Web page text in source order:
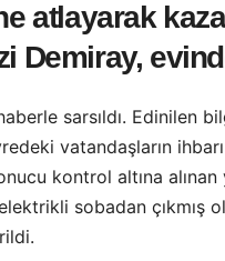
atlayarak
sarsıldı.
vatandaşların
kontrol altına alınan
sobadan